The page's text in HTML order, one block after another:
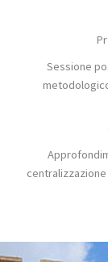
Sessione